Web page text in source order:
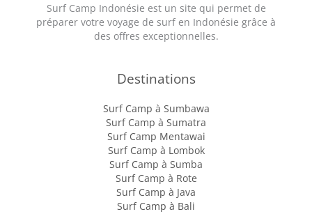
Surf Camp Indonésie est un site qui permet de
préparer votre voyage de surf en Indonésie grâce à
des offres exceptionnelles.
Destinations
Surf Camp à Sumbawa
Surf Camp à Sumatra
Surf Camp Mentawai
Surf Camp à Lombok
Surf Camp à Sumba
Surf Camp à Rote
Surf Camp à Java
Surf Camp à Bali